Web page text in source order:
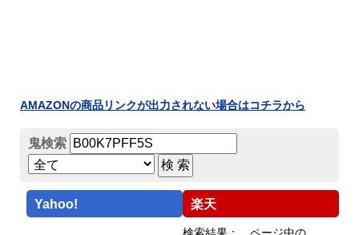
AMAZONの商品リンクが出力されない場合はコチラから
鬼検索
楽天
検索結果： ページ中の
Yahoo!